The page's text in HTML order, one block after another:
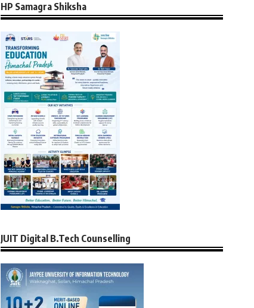
HP Samagra Shiksha
JUIT Digital B.Tech Counselling